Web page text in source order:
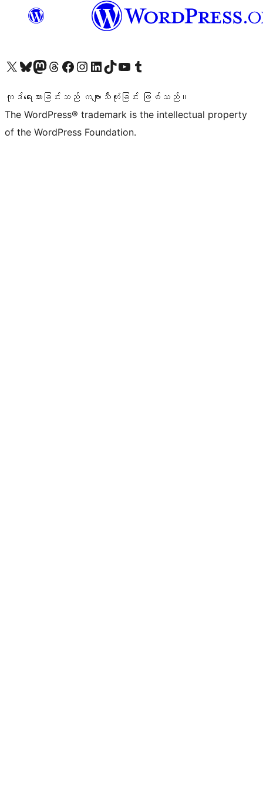
ကျွန်ုပ်တို့၏ X (ယခင် Twitter) အကောင့်သို့ သွားရောက်ကြည့်ရှုပါကျွန်ုပ်တို့၏ Bluesky အကောင့်သို့ ဝင်ရောက်ကြည့်ရှုရန်
ကျွန်ုပ်တို့၏ Mastodon အကောင့်သို့ သွားရောက်ကြည့်ရှုပါကျွန်ုပ်တို့၏ Threads အကောင့်သို့ ဝင်ရောက်ကြည့်ရှုရန်
ကျွန်ုပ်တို့၏ Facebook စာမျက်နှာသို့ သွားရောက်ကြည့်ရှုပါကျွန်ုပ်တို့၏ Instagram အကောင့်သို့ သွားရောက်ကြည့်ရှုပါ ကျွန်ုပ်တို့၏ LinkedIn အကောင့်သို့ သွားရောက်ကြည့်ရှုပါကျွန်ုပ်တို့၏ TikTok အကောင့်သို့ ဝင်ရောက်ကြည့်ရှုရန်
ကျွန်ုပ်တို့၏ YouTube ချန်နယ်သို့ သွားရောက်ကြည့်ရှုပါ ကျွန်ုပ်တို့၏ Tumblr အကောင့်သို့ ဝင်ရောက်ကြည့်ရှုရန်
ကုဒ်ရေးသားခြင်းသည် ကဗျာသီကုံးခြင်း ဖြစ်သည်။
The WordPress® trademark is the intellectual property
of the WordPress Foundation.